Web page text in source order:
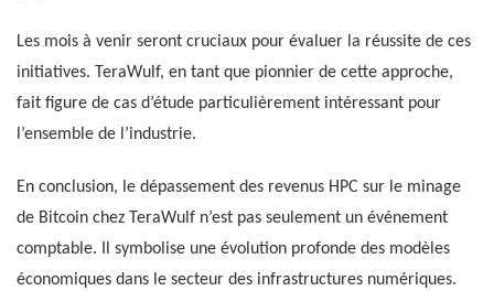
Les mois à venir seront cruciaux pour évaluer la réussite de ces
initiatives. TeraWulf, en tant que pionnier de cette approche,
fait figure de cas d’étude particulièrement intéressant pour
l’ensemble de l’industrie.
En conclusion, le dépassement des revenus HPC sur le minage
de Bitcoin chez TeraWulf n’est pas seulement un événement
comptable. Il symbolise une évolution profonde des modèles
économiques dans le secteur des infrastructures numériques.